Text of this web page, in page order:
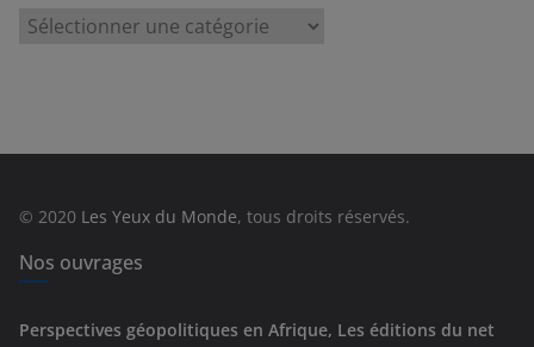
e
© 2020 Les Yeux du Monde, tous droits réservés.
Nos ouvrages
Perspectives géopolitiques en Afrique, Les éditions du net